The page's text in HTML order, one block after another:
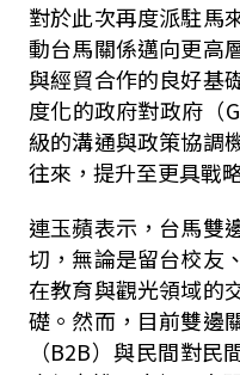
對於此次再度派駐馬
動台馬關係邁向更高
與經貿合作的良好基
度化的政府對政府（
級的溝通與政策協調
往來，提升至更具戰
連玉蘋表示，台馬雙
切，無論是留台校友
在教育與觀光領域的
礎。然而，目前雙邊
（B2B）與民間對民